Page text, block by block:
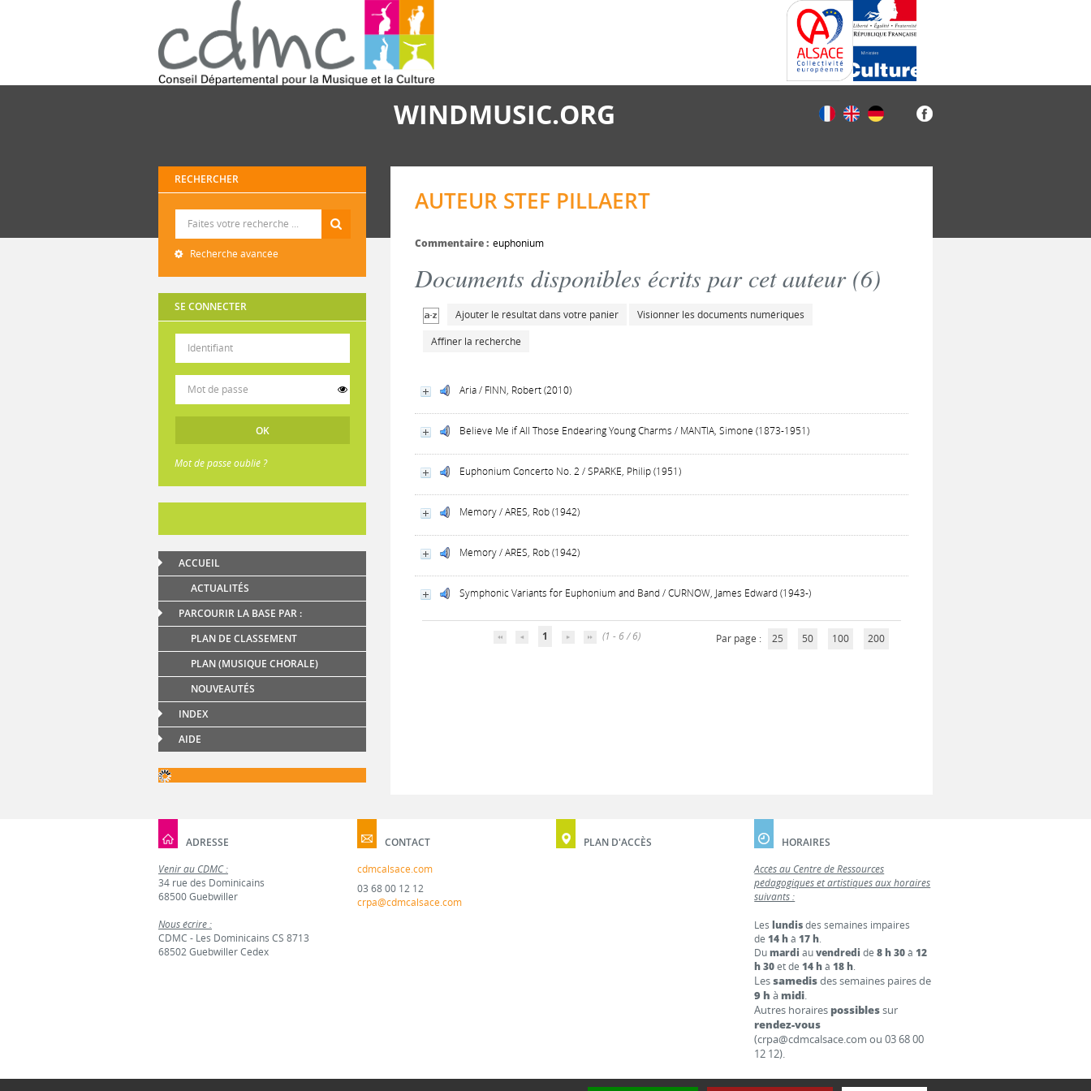
WINDMUSIC.ORG
RECHERCHER
Recherche avancée
SE CONNECTER
Mot de passe oublié ?
ACCUEIL
ACTUALITÉS
PARCOURIR LA BASE PAR :
PLAN DE CLASSEMENT
PLAN (MUSIQUE CHORALE)
NOUVEAUTÉS
INDEX
AIDE
AUTEUR STEF PILLAERT
Commentaire : euphonium
Documents disponibles écrits par cet auteur (6)
Ajouter le résultat dans votre panier
Visionner les documents numériques
Affiner la recherche
Aria / FINN, Robert (2010)
Believe Me if All Those Endearing Young Charms / MANTIA, Simone (1873-1951)
Euphonium Concerto No. 2 / SPARKE, Philip (1951)
Memory / ARES, Rob (1942)
Memory / ARES, Rob (1942)
Symphonic Variants for Euphonium and Band / CURNOW, James Edward (1943-)
1 (1 - 6 / 6) Par page : 25 50 100 200
ADRESSE
Venir au CDMC :
34 rue des Dominicains
68500 Guebwiller
Nous écrire :
CDMC - Les Dominicains CS 8713
68502 Guebwiller Cedex
CONTACT
cdmcalsace.com
03 68 00 12 12
crpa@cdmcalsace.com
PLAN D'ACCÈS
HORAIRES
Accès au Centre de Ressources
pédagogiques et artistiques aux horaires
suivants :
Leslundisdes semaines impaires
de14 hà17 h.
Dumardi auvendredi de8 h 30à12
h 30et de14 hà18 h.
Lessamedisdes semaines paires de
9 h à midi.
Autres horaires possiblessur
rendez-vous
(crpa@cdmcalsace.com ou 03 68 00
12 12).